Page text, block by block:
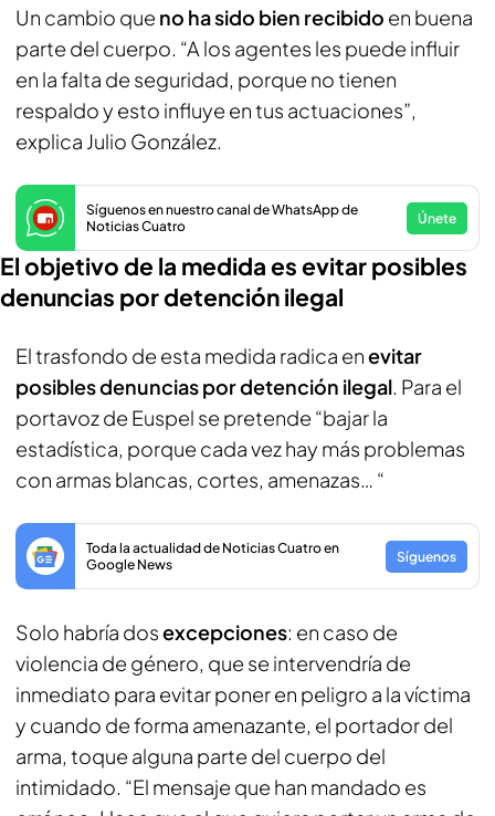
Un cambio que no ha sido bien recibido en buena
parte del cuerpo. “A los agentes les puede influir
en la falta de seguridad, porque no tienen
respaldo y esto influye en tus actuaciones”,
explica Julio González.
Síguenos en nuestro canal de WhatsApp de
Noticias Cuatro
Únete
El objetivo de la medida es evitar posibles
denuncias por detención ilegal
El trasfondo de esta medida radica enevitar
posibles denuncias por detención ilegal. Para el
portavoz de Euspel se pretende “bajar la
estadística, porque cada vez hay más problemas
con armas blancas, cortes, amenazas… “
Toda la actualidad de Noticias Cuatro en
Google News
Síguenos
Solo habría dosexcepciones: en caso de
violencia de género, que se intervendría de
inmediato para evitar poner en peligro a la víctima
y cuando de forma amenazante, el portador del
arma, toque alguna parte del cuerpo del
intimidado. “El mensaje que han mandado es